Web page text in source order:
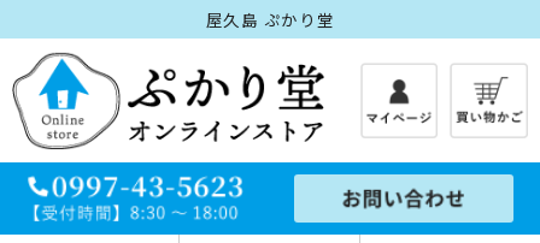
屋久島 ぷかり堂